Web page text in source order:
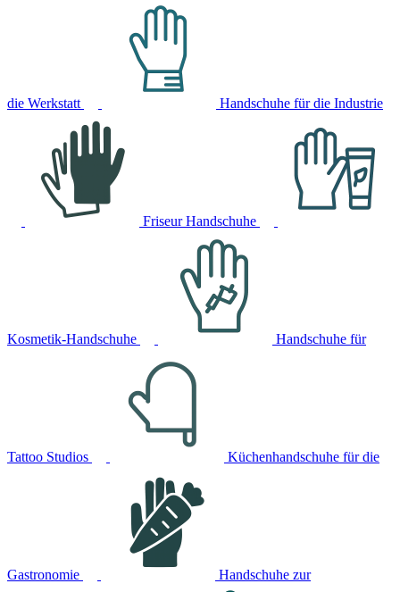
die Werkstatt Handschuhe für die Industrie
Friseur Handschuhe
Kosmetik-Handschuhe Handschuhe für
Tattoo Studios Küchenhandschuhe für die
Gastronomie Handschuhe zur